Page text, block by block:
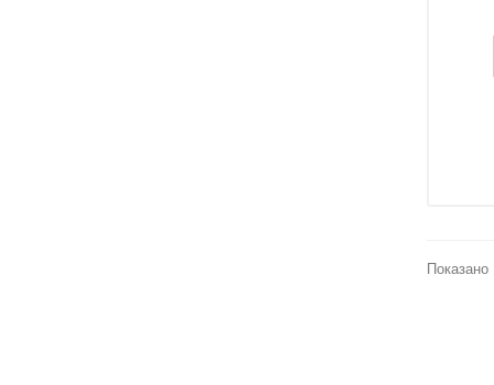
Показано